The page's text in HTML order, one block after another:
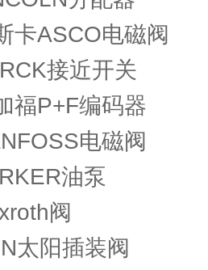
卡ASCO电磁阀
接近开关
福P+F编码器
电磁阀
油泵
阀
太阳插装阀